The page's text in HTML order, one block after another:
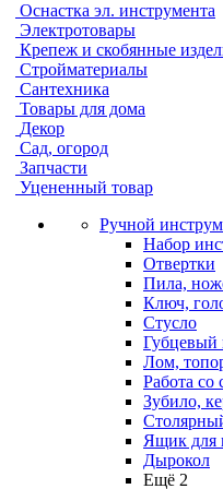
Оснастка эл. инструмента
Электротовары
Крепеж и скобянные
Стройматериалы
Сантехника
Товары для дома
Декор
Сад, огород
Запчасти
Уцененный товар
Ручной
Набор
Отвертки
Пила,
Ключ,
Стусло
Губцевый
Лом,
Работа со
Зубило,
Ящик для
Дырокол
Ещё 2